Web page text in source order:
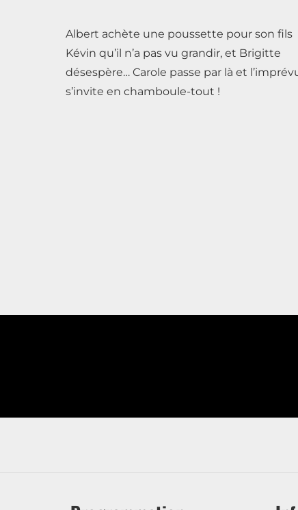
Albert achète une poussette pour son fils
Kévin qu’il n’a pas vu grandir, et Brigitte
désespère… Carole passe par là et
s’invite en chamboule-tout !